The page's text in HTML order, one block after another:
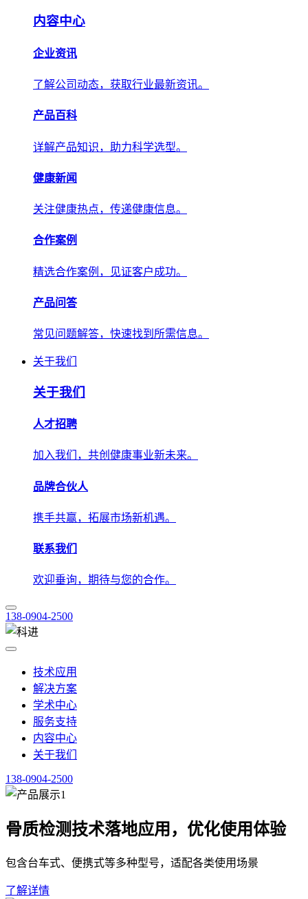
内容中心
企业资讯
了解公司动态，获取行业最新资讯。
产品百科
详解产品知识，助力科学选型。
健康新闻
关注健康热点，传递健康信息。
合作案例
精选合作案例，见证客户成功。
产品问答
常见问题解答，快速找到所需信息。
关于我们
关于我们
人才招聘
加入我们，共创健康事业新未来。
品牌合伙人
携手共赢，拓展市场新机遇。
联系我们
欢迎垂询，期待与您的合作。
138-0904-2500
技术应用
解决方案
学术中心
服务支持
内容中心
关于我们
138-0904-2500
骨质检测技术落地应用，优化使用体验
包含台车式、便携式等多种型号，适配各类使用场景
了解详情